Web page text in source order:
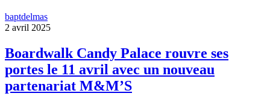
baptdelmas
2 avril 2025
Boardwalk Candy Palace rouvre ses
portes le 11 avril avec un nouveau
partenariat M&M’S